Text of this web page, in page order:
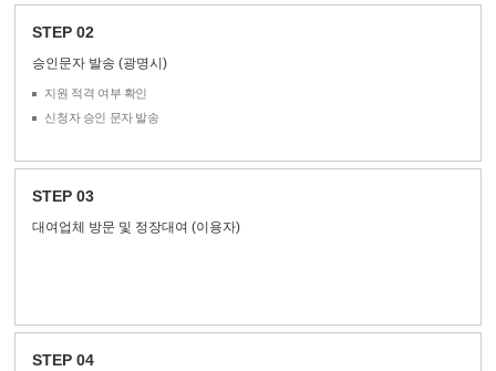
STEP 02
승인문자 발송 (광명시)
지원 적격 여부 확인
신청자 승인 문자 발송
STEP 03
대여업체 방문 및 정장대여 (이용자)
STEP 04